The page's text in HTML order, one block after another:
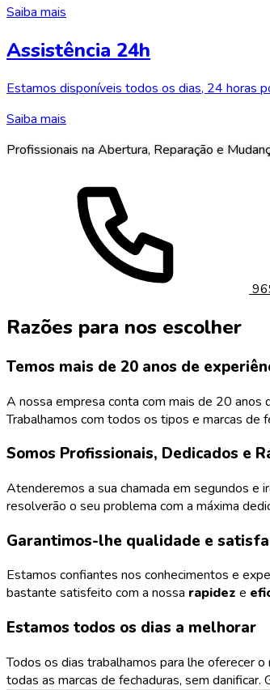
Saiba mais
Assistência 24h
Estamos disponíveis todos os dias, 24 horas
Saiba mais
Profissionais na Abertura, Reparação e
Razões para nos escolher
Temos mais de 20 anos de
A nossa empresa conta com mais de 20 anos
Trabalhamos com todos os tipos e marcas de
Somos Profissionais, Dedicados e
Atenderemos a sua chamada em segundos e
resolverão o seu problema com a máxima
Garantimos-lhe qualidade e
Estamos confiantes nos conhecimentos e
bastante satisfeito com a nossa rapidez e
Estamos todos os dias a melhorar
Todos os dias trabalhamos para lhe oferecer
todas as marcas de fechaduras, sem